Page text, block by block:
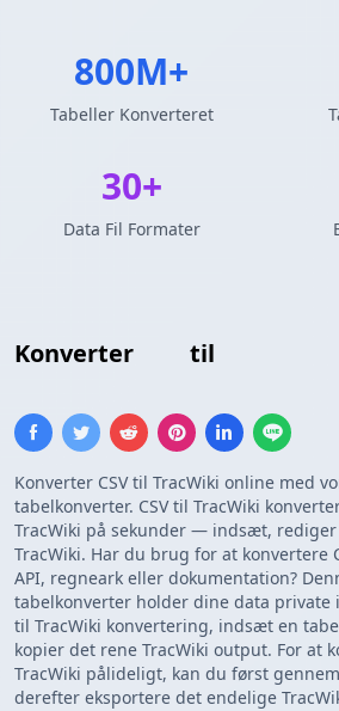
Konverter til
Konverter CSV til TracWiki online med
tabelkonverter. CSV til TracWiki
TracWiki på sekunder — indsæt,
TracWiki. Har du brug for at konvertere
API, regneark eller dokumentation?
tabelkonverter holder dine data private i
til TracWiki konvertering, indsæt en
kopier det rene TracWiki output. For at
TracWiki pålideligt, kan du først
derefter eksportere det endelige
800M+
Tabeller Konverteret
30+
Data Fil Formater